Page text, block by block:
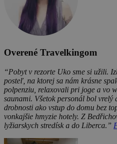
Overené Travelkingom
“Pobyt v rezorte Uko sme si užili.
posteľ, na ktorej sa nám krásne
polpenziu, relaxovali pri joge a vo
saunami. Všetok personál bol
drobnosti ako vstup do domu bez
vonkajšie hmyzie hotely. Z
lyžiarskych stredísk a do Liberca.”